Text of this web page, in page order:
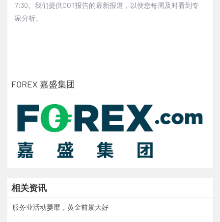
7:30。我们提供COT报告的最新报道，以便您每周及时看到专
家分析。
FOREX 嘉盛集团
相关资讯
服务业活动萎靡，黄金前景大好